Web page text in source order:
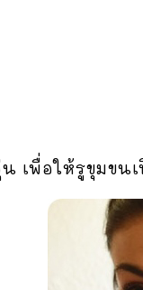
น เพื่อให้รูขุมข